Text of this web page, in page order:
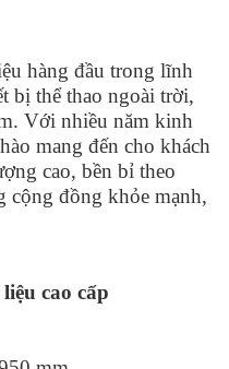
hàng đầu trong lĩnh
bị thể thao ngoài trời,
Với nhiều năm kinh
mang đến cho khách
cao, bền bỉ theo
cộng đồng khỏe mạnh,
cao cấp